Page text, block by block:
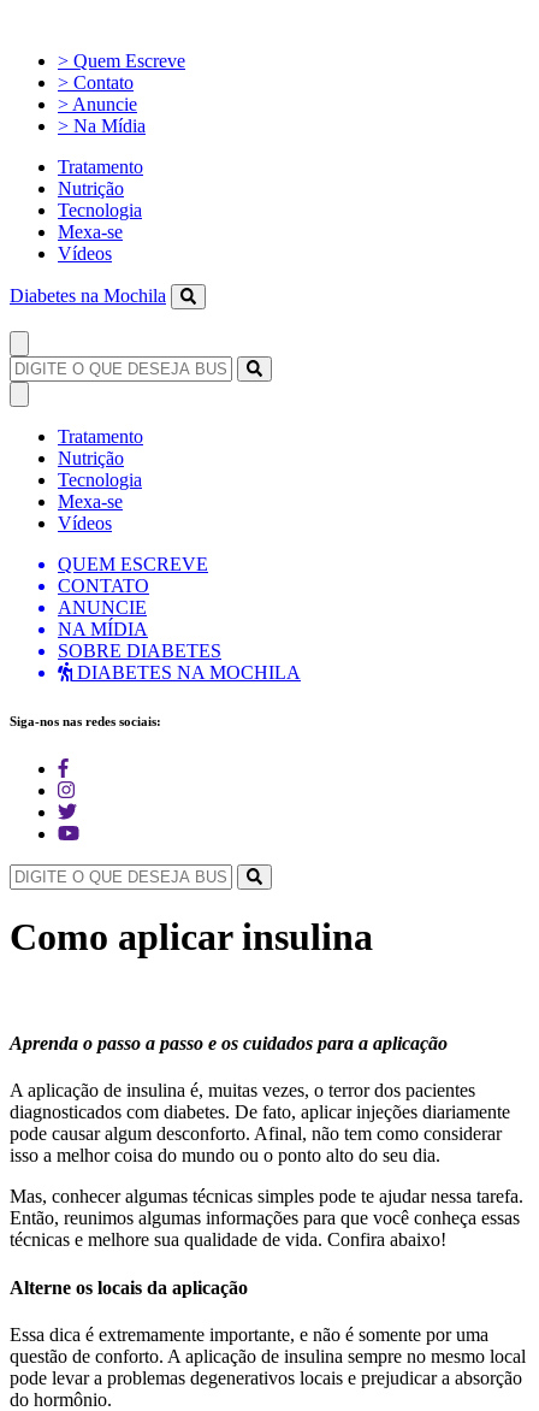
> Quem Escreve
> Contato
> Anuncie
> Na Mídia
Tratamento
Nutrição
Tecnologia
Mexa-se
Vídeos
Diabetes na Mochila
Tratamento
Nutrição
Tecnologia
Mexa-se
Vídeos
QUEM ESCREVE
CONTATO
ANUNCIE
NA MÍDIA
SOBRE DIABETES
DIABETES NA MOCHILA
Siga-nos nas redes sociais:
Como aplicar insulina
Aprenda o passo a passo e os cuidados para a aplicação
A aplicação de insulina é, muitas vezes, o terror dos pacientes
diagnosticados com diabetes. De fato, aplicar injeções diariamente
pode causar algum desconforto. Afinal, não tem como considerar
isso a melhor coisa do mundo ou o ponto alto do seu dia.
Mas, conhecer algumas técnicas simples pode te ajudar nessa tarefa.
Então, reunimos algumas informações para que você conheça essas
técnicas e melhore sua qualidade de vida. Confira abaixo!
Alterne os locais da aplicação
Essa dica é extremamente importante, e não é somente por uma
questão de conforto. A aplicação de insulina sempre no mesmo local
pode levar a problemas degenerativos locais e prejudicar a absorção
do hormônio.